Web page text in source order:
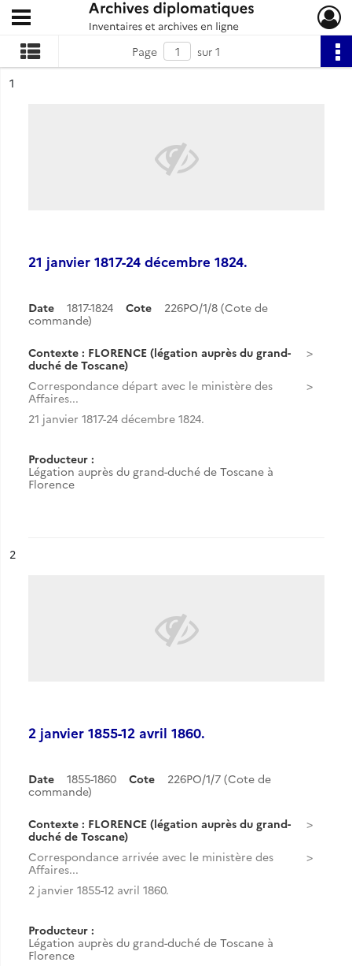
Archives diplomatiques
Ouvrir le menu déroulant
Page
sur 1
n°
1
21 janvier 1817-24 décembre 1824.
Date 1817-1824 Cote
226PO/1/8 (Cote de
commande)
Contexte : FLORENCE (légation auprès du grand-
duché de Toscane)
Correspondance départ avec le ministère des
Affaires...
21 janvier 1817-24 décembre 1824.
Producteur :
Légation auprès du grand-duché de Toscane à
Florence
n°
2
2 janvier 1855-12 avril 1860.
Date 1855-1860 Cote
226PO/1/7 (Cote de
commande)
Contexte : FLORENCE (légation auprès du grand-
duché de Toscane)
Correspondance arrivée avec le ministère des
Affaires...
2 janvier 1855-12 avril 1860.
Producteur :
Légation auprès du grand-duché de Toscane à
Florence